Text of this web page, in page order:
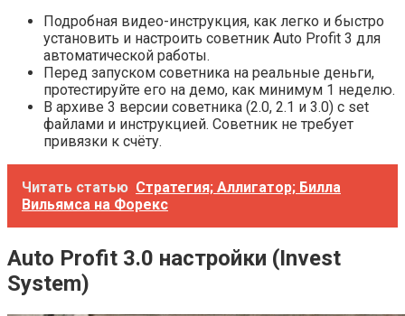
Подробная видео-инструкция, как легко и быстро
установить и настроить советник Auto Profit 3 для
автоматической работы.
Перед запуском советника на реальные деньги,
протестируйте его на демо, как минимум 1 неделю.
В архиве 3 версии советника (2.0, 2.1 и 3.0) с set
файлами и инструкцией. Советник не требует
привязки к счёту.
Читать статью Стратегия; Аллигатор; Билла
Вильямса на Форекс
Auto Profit 3.0 настройки (Invest
System)